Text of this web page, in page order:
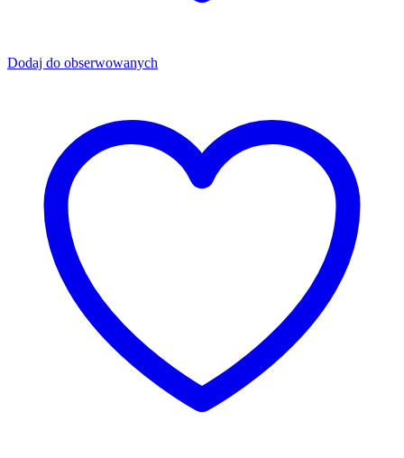
Dodaj do obserwowanych